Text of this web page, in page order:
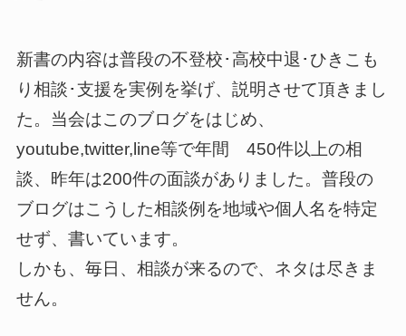
新書の内容は普段の不登校･高校中退･ひきこも
り相談･支援を実例を挙げ、説明させて頂きまし
た。当会はこのブログをはじめ、
youtube,twitter,line等で年間 450件以上の相
談、昨年は200件の面談がありました。普段の
ブログはこうした相談例を地域や個人名を特定
せず、書いています。
しかも、毎日、相談が来るので、ネタは尽きま
せん。